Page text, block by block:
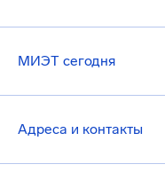
МИЭТ сегодня
Адреса и контакты